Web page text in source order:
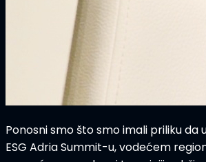
Ponosni smo što smo imali priliku da
ESG Adria Summit-u, vodećem